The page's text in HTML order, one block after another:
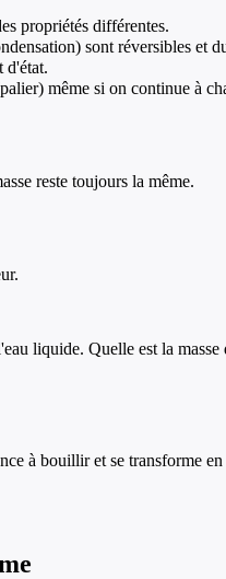
propriétés différentes.
sont réversibles et
d'état.
même si on continue à
reste toujours la même.
liquide. Quelle est la
à bouillir et se transforme